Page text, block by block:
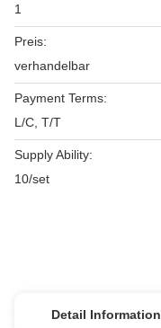
1
Preis:
verhandelbar
Payment Terms:
L/C, T/T
Supply Ability:
10/set
Detail Information